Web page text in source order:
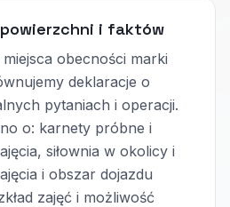
i faktów
obecności marki
deklaracje o
pytaniach i operacji.
o: karnety próbne i
siłownia w okolicy i
i obszar dojazdu
zajęć i możliwość